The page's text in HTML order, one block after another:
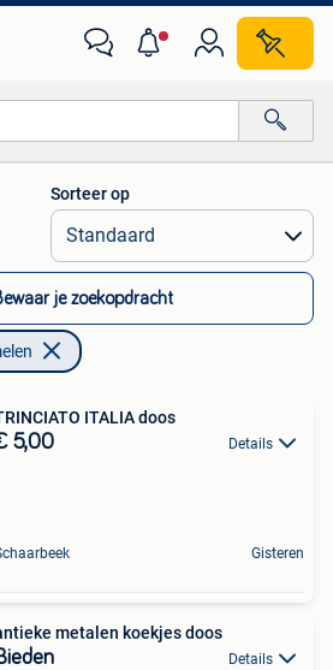
afstanden…
Sorteer op
je zoekopdracht
ITALIA doos
5,00 Details
Gisteren
metalen koekjes doos
Details